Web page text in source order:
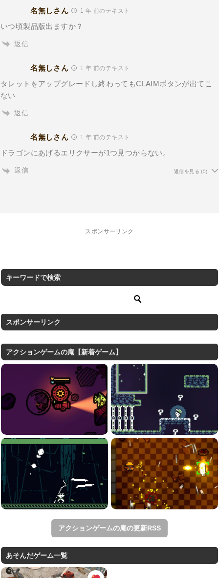
名無しさん 1 年 前のテキスト
いつ頃製品版出ますか？
返信
名無しさん 1 年 前のテキスト
タレットをアップグレードし終わってもCLAIMボタンが出てこ
ない
返信
名無しさん 1 年 前のテキスト
ドラゴンにあげるエリクサーが1つ見つからない。
返信 返信を見る (5)
スポンサーリンク
キーワードで検索
スポンサーリンク
アクションゲームの庵【新着ゲーム】
アクションゲームの庵の更新RSS
あそんだゲーム一覧